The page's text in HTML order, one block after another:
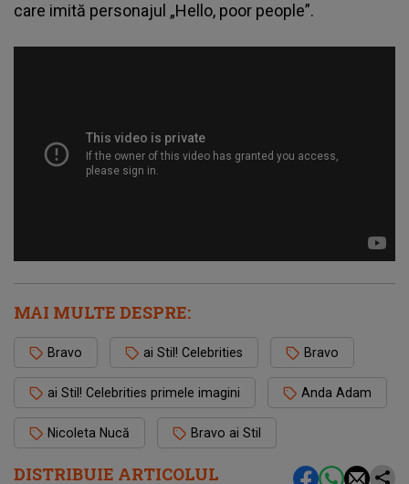
DISTRIBUIE ARTICOLUL
care imită personajul „Hello, poor people”.
MAI MULTE DESPRE:
Bravo ai Stil! Celebrities Bravo
ai Stil! Celebrities primele imagini Anda Adam
Nicoleta Nucă Bravo ai Stil